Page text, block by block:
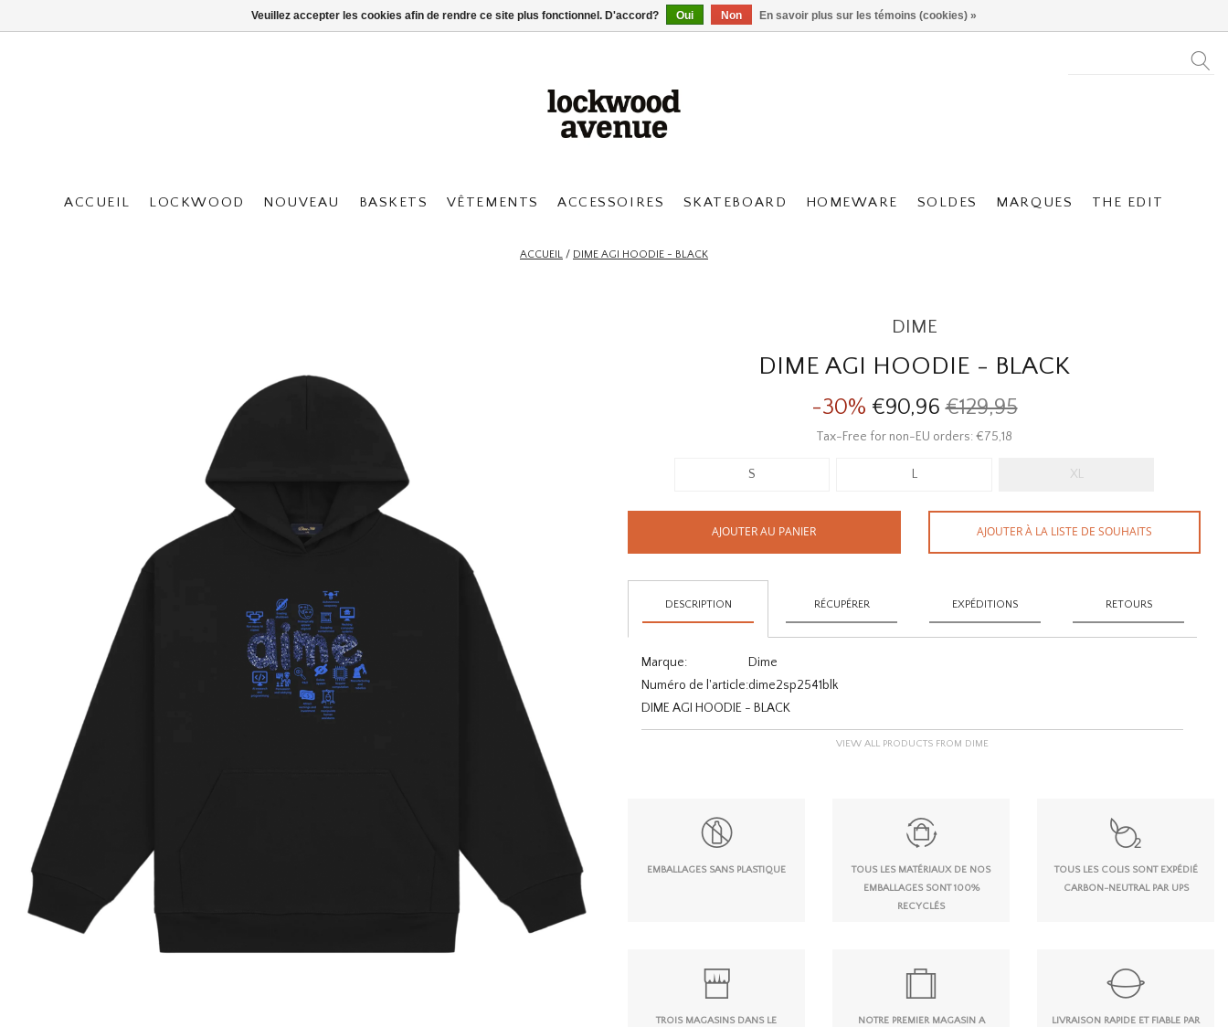
ACCUEIL LOCKWOOD NOUVEAU BASKETS VÊTEMENTS ACCESSOIRES SKATEBOARD HOMEWARE SOLDES MARQUES THE EDIT
ACCUEIL / DIME AGI HOODIE - BLACK
DIME
DIME AGI HOODIE - BLACK
-30% €90,96€129,95
Tax-Free for non-EU orders: €75,18
S L XL
AJOUTER AU PANIER AJOUTER À LA LISTE DE SOUHAITS
DESCRIPTION RÉCUPÉRER EXPÉDITIONS RETOURS
Marque:
Dime
Numéro de l'article:dime2sp2541blk
DIME AGI HOODIE - BLACK
VIEW ALL PRODUCTS FROM DIME
EMBALLAGES SANS PLASTIQUE
TOUS LES MATÉRIAUX DE NOS
EMBALLAGES SONT 100%
RECYCLÉS
TOUS LES COLIS SONT EXPÉDIÉ
CARBON-NEUTRAL PAR UPS
TROIS MAGASINS DANS LE
NOTRE PREMIER MAGASIN A
LIVRAISON RAPIDE ET FIABLE PAR
Veuillez accepter les cookies afin de rendre ce site plus fonctionnel. D'accord? Oui Non En savoir plus sur les témoins (cookies) »